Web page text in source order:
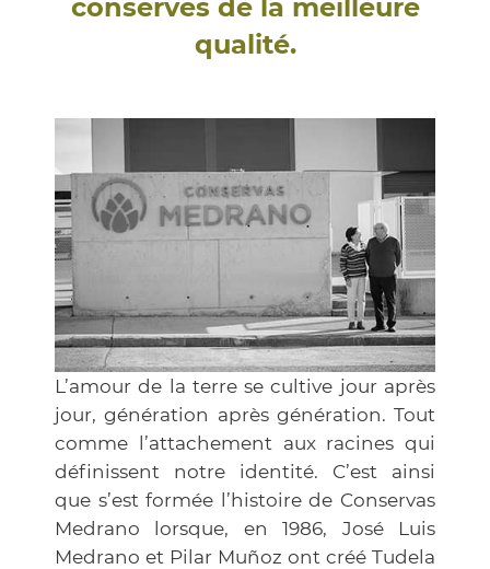
conserves de la meilleure
qualité.
L’amour de la terre se cultive jour après
jour, génération après génération. Tout
comme l’attachement aux racines qui
définissent notre identité. C’est ainsi
que s’est formée l’histoire de Conservas
Medrano lorsque, en 1986, José Luis
Medrano et Pilar Muñoz ont créé Tudela